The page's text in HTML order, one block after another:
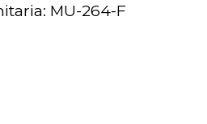
MU-264-F